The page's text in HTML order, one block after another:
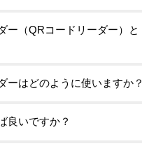
ー（QRコードリーダー）と
ーはどのように使いますか？
良いですか？